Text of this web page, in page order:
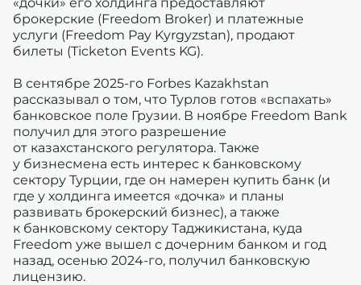
брокерские (Freedom Broker) и платежные
услуги (Freedom Pay Kyrgyzstan), продают
билеты (Ticketon Events KG).
В сентябре 2025-го Forbes Kazakhstan
рассказывал о том, что Турлов готов «вспахать»
банковское поле Грузии. В ноябре Freedom Bank
получил для этого разрешение
от казахстанского регулятора. Также
у бизнесмена есть интерес к банковскому
сектору Турции, где он намерен купить банк (и
где у холдинга имеется «дочка» и планы
развивать брокерский бизнес), а также
к банковскому сектору Таджикистана, куда
Freedom уже вышел с дочерним банком и год
назад, осенью 2024-го, получил банковскую
лицензию.